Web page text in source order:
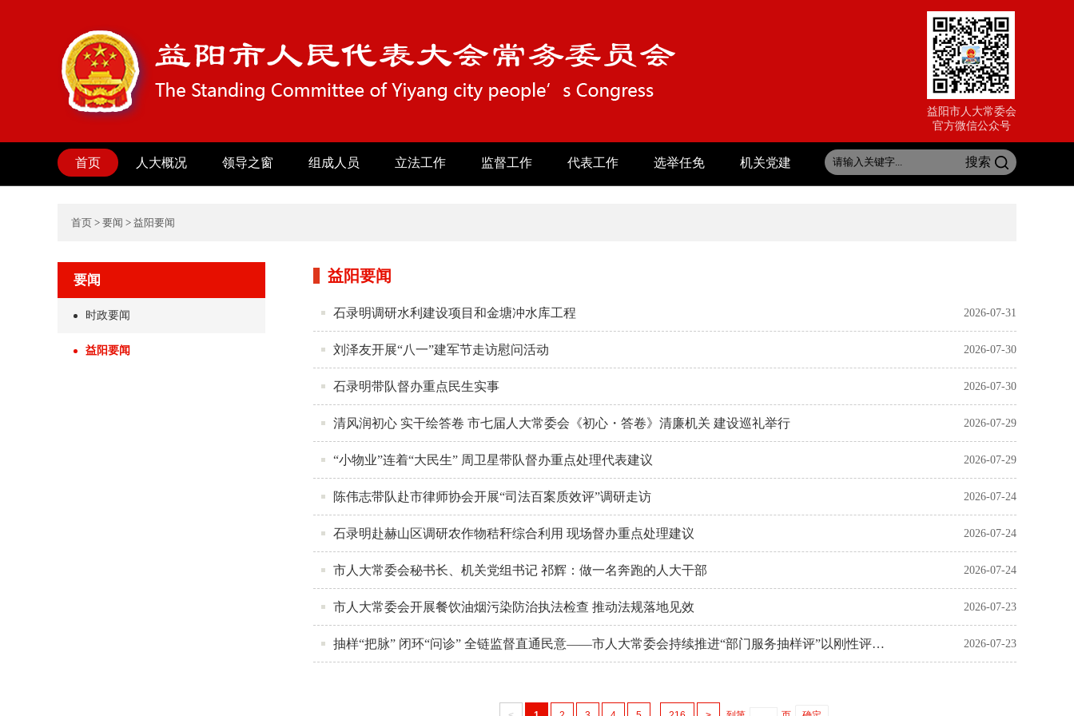
益阳市人大常委会
官方微信公众号
首页 人大概况 领导之窗 组成人员 立法工作 监督工作 代表工作 选举任免 机关党建 搜索
首页 > 要闻 > 益阳要闻
要闻
时政要闻
益阳要闻
益阳要闻
石录明调研水利建设项目和金塘冲水库工程 2026-07-31
刘泽友开展“八一”建军节走访慰问活动 2026-07-30
石录明带队督办重点民生实事 2026-07-30
清风润初心 实干绘答卷 市七届人大常委会《初心・答卷》清廉机关 建设巡礼举行 2026-07-29
“小物业”连着“大民生” 周卫星带队督办重点处理代表建议 2026-07-29
陈伟志带队赴市律师协会开展“司法百案质效评”调研走访 2026-07-24
石录明赴赫山区调研农作物秸秆综合利用 现场督办重点处理建议 2026-07-24
市人大常委会秘书长、机关党组书记 祁辉：做一名奔跑的人大干部 2026-07-24
市人大常委会开展餐饮油烟污染防治执法检查 推动法规落地见效 2026-07-23
抽样“把脉” 闭环“问诊” 全链监督直通民意——市人大常委会持续推进“部门服务抽样评”以刚性评议赋能市域治理 2026-07-23